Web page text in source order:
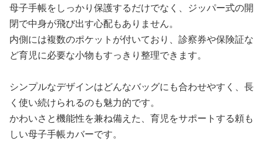
母子手帳をしっかり保護するだけでなく、ジッパー式の開
閉で中身が飛び出す心配もありません。
内側には複数のポケットが付いており、診察券や保険証な
ど育児に必要な小物もすっきり整理できます。
シンプルなデザインはどんなバッグにも合わせやすく、長
く使い続けられるのも魅力的です。
かわいさと機能性を兼ね備えた、育児をサポートする頼も
しい母子手帳カバーです。